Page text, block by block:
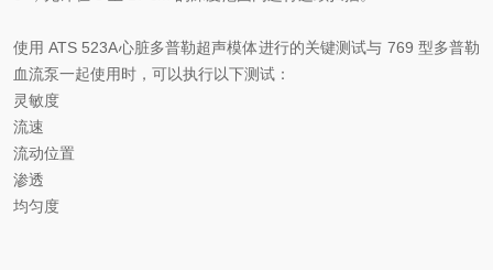
使用 ATS 523A心脏多普勒超声模体进行的关键测试与 769 型多普勒
血流泵一起使用时，可以执行以下测试：
灵敏度
流速
流动位置
渗透
均匀度